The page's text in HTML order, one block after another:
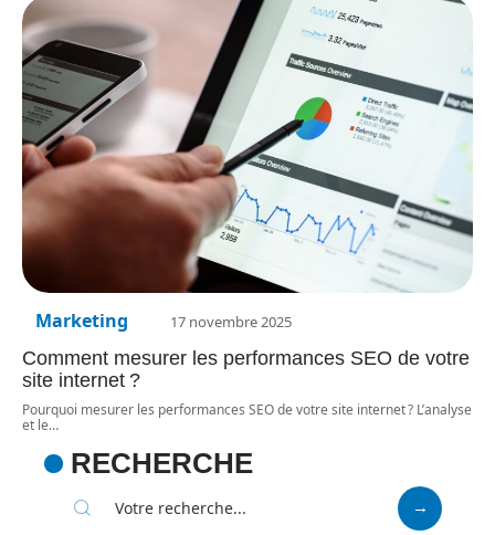
Marketing 17 novembre 2025
Comment mesurer les performances SEO de votre
site internet ?
Pourquoi mesurer les performances SEO de votre site internet ? L’analyse
et le…
RECHERCHE